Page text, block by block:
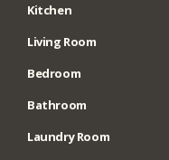
Kitchen
Living Room
Bedroom
Bathroom
Laundry Room